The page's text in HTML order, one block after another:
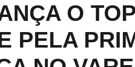
O
PELA